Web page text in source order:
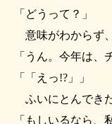
「どうって？」
意味がわからず
「うん。今年は、
「「えっ!?」」
ふいにとんでき
「もしいるなら